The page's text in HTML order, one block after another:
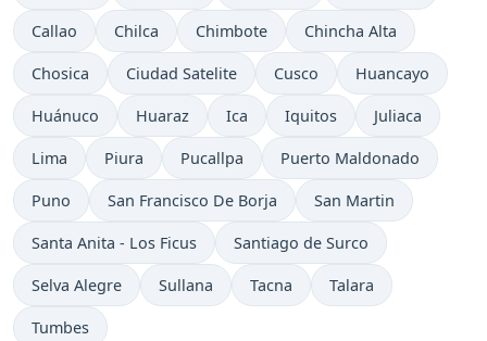
Callao Chilca Chimbote Chincha Alta
Chosica Ciudad Satelite Cusco Huancayo
Huánuco Huaraz Ica Iquitos Juliaca
Lima Piura Pucallpa Puerto Maldonado
Puno San Francisco De Borja San Martin
Santa Anita - Los Ficus Santiago de Surco
Selva Alegre Sullana Tacna Talara
Tumbes